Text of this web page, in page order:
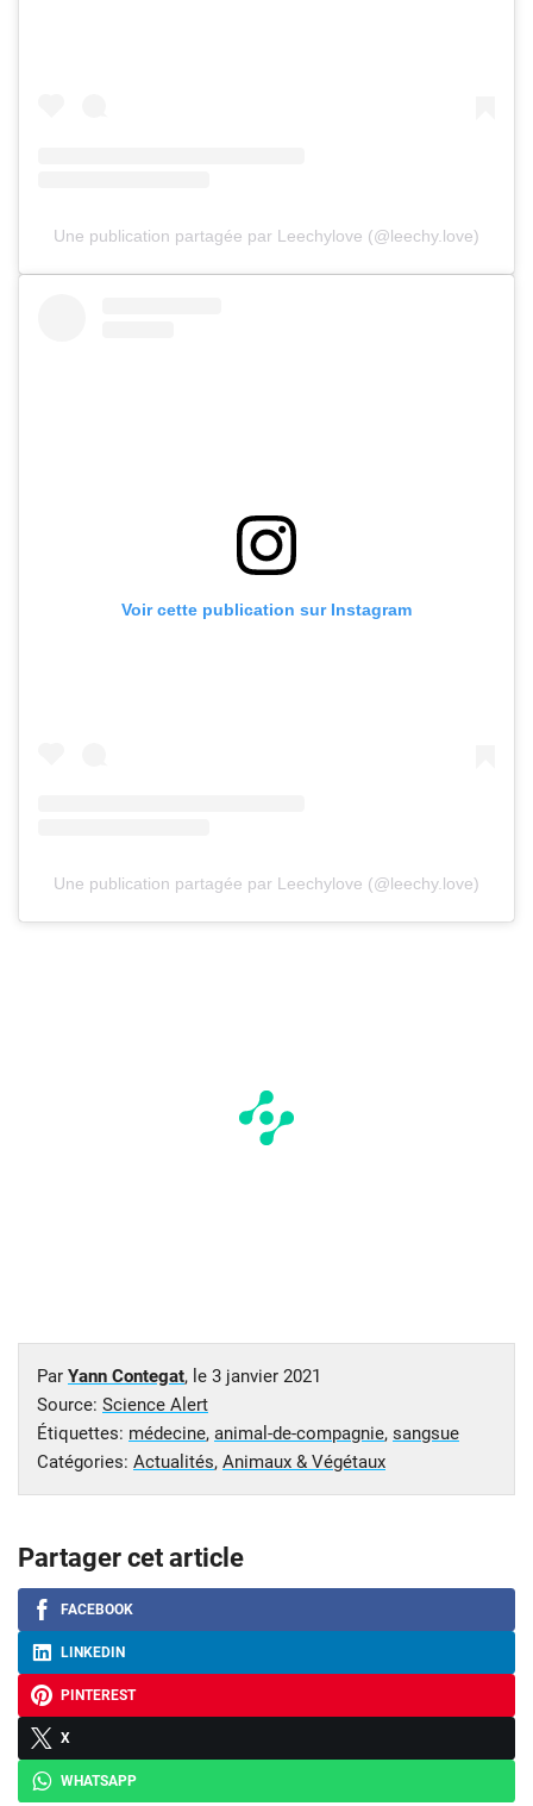
Une publication partagée par Leechylove (@leechy.love)
Voir cette publication sur Instagram
Une publication partagée par Leechylove (@leechy.love)
Par Yann Contegat, le 3 janvier 2021
Source: Science Alert
Étiquettes: médecine, animal-de-compagnie, sangsue
Catégories: Actualités, Animaux & Végétaux
Partager cet article
FACEBOOK
LINKEDIN
PINTEREST
X
WHATSAPP